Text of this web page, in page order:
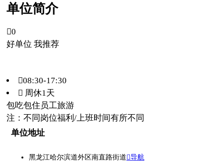
单位简介
0
好单位 我推荐
08:30-17:30
 周休1天
包吃包住 员工旅游
注：不同岗位福利/上班时间有所不同
单位地址
黑龙江哈尔滨道外区南直路街道导航